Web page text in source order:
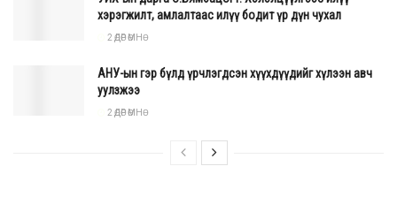
хэрэгжилт, амлалтаас илүү бодит үр дүн чухал
2 ӨДӨР ӨМНӨ
АНУ-ын гэр бүлд үрчлэгдсэн хүүхдүүдийг хүлээн авч
уулзжээ
2 ӨДӨР ӨМНӨ